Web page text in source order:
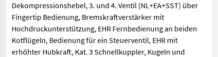
Dekompressionshebel, 3. und 4. Ventil (NL+EA+SST) über
Fingertip Bedienung, Bremskraftverstärker mit
Hochdruckunterstützung, EHR Fernbedienung an beiden
Kotflügeln, Bedienung für ein Steuerventil, EHR mit
erhöhter Hubkraft, Kat. 3 Schnellkuppler, Kugeln und